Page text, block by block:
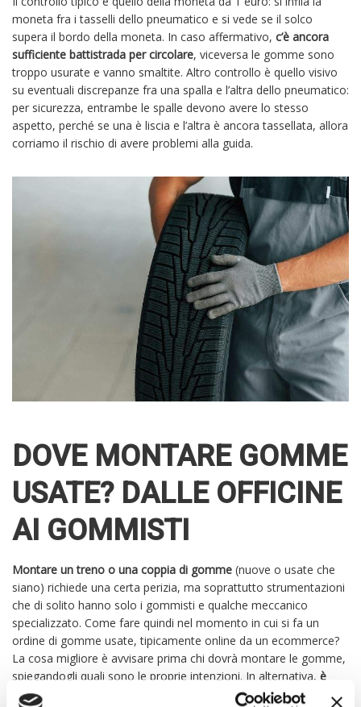
moneta fra i tasselli dello pneumatico e si vede se il solco
supera il bordo della moneta. In caso affermativo, c’è ancora
sufficiente battistrada per circolare, viceversa le gomme sono
troppo usurate e vanno smaltite. Altro controllo è quello visivo
su eventuali discrepanze fra una spalla e l’altra dello pneumatico:
per sicurezza, entrambe le spalle devono avere lo stesso
aspetto, perché se una è liscia e l’altra è ancora tassellata, allora
corriamo il rischio di avere problemi alla guida.
DOVE MONTARE GOMME
USATE? DALLE OFFICINE
AI GOMMISTI
Montare un treno o una coppia di gomme (nuove o usate che
siano) richiede una certa perizia, ma soprattutto strumentazioni
che di solito hanno solo i gommisti e qualche meccanico
specializzato. Come fare quindi nel momento in cui si fa un
ordine di gomme usate, tipicamente online da un ecommerce?
La cosa migliore è avvisare prima chi dovrà montare le gomme,
spiegandogli quali sono le proprie intenzioni. In alternativa, è
possibile affidarsi alle officine partner
degli stessi siti di vendita,